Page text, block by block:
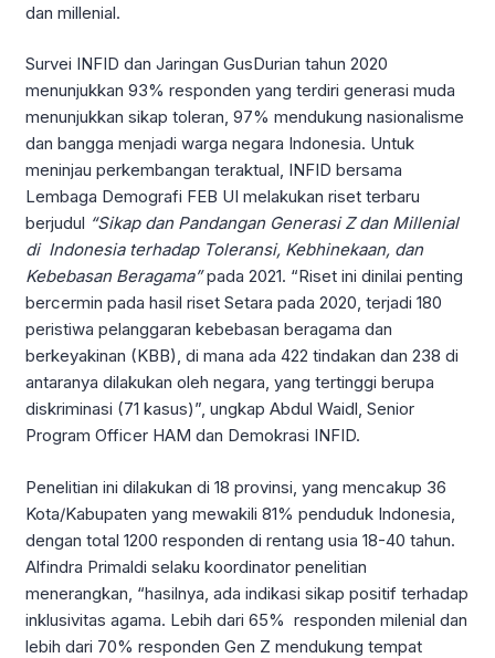
dan millenial.
Survei INFID dan Jaringan GusDurian tahun 2020
menunjukkan 93% responden yang terdiri generasi muda
menunjukkan sikap toleran, 97% mendukung nasionalisme
dan bangga menjadi warga negara Indonesia. Untuk
meninjau perkembangan teraktual, INFID bersama
Lembaga Demografi FEB UI melakukan riset terbaru
berjudul “Sikap dan Pandangan Generasi Z dan Millenial
di Indonesia terhadap Toleransi, Kebhinekaan, dan
Kebebasan Beragama”pada 2021. “Riset ini dinilai penting
bercermin pada hasil riset Setara pada 2020, terjadi 180
peristiwa pelanggaran kebebasan beragama dan
berkeyakinan (KBB), di mana ada 422 tindakan dan 238 di
antaranya dilakukan oleh negara, yang tertinggi berupa
diskriminasi (71 kasus)”, ungkap Abdul Waidl, Senior
Program Officer HAM dan Demokrasi INFID.
Penelitian ini dilakukan di 18 provinsi, yang mencakup 36
Kota/Kabupaten yang mewakili 81% penduduk Indonesia,
dengan total 1200 responden di rentang usia 18-40 tahun.
Alfindra Primaldi selaku koordinator penelitian
menerangkan, “hasilnya, ada indikasi sikap positif terhadap
inklusivitas agama. Lebih dari 65% responden milenial dan
lebih dari 70% responden Gen Z mendukung tempat